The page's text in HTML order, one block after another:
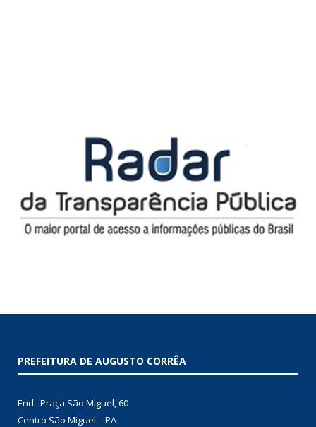
PREFEITURA DE AUGUSTO CORRÊA
End.: Praça São Miguel, 60
Centro São Miguel – PA